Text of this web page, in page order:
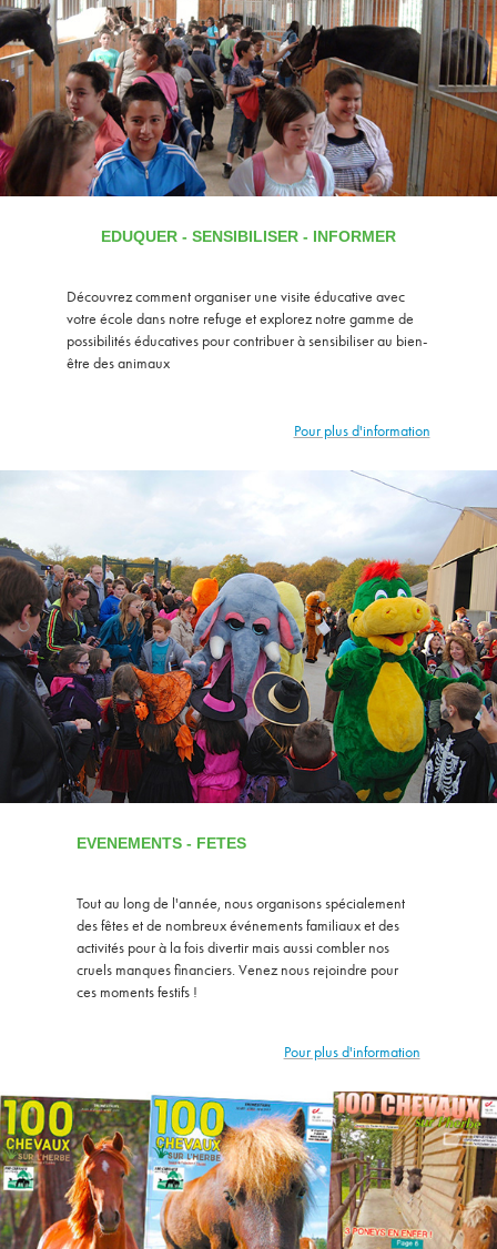
EDUQUER - SENSIBILISER - INFORMER
Découvrez comment organiser une visite éducative avec
votre école dans notre refuge et explorez notre gamme de
possibilités éducatives pour contribuer à sensibiliser au bien-
être des animaux
Pour plus d'information
EVENEMENTS - FETES
Tout au long de l'année, nous organisons spécialement
des fêtes et de nombreux événements familiaux et des
activités pour à la fois divertir mais aussi combler nos
cruels manques financiers. Venez nous rejoindre pour
ces moments festifs !
Pour plus d'information